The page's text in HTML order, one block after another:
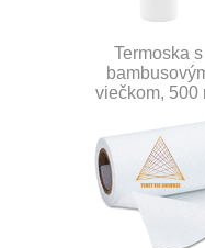
Termoska s
viečkom, 500